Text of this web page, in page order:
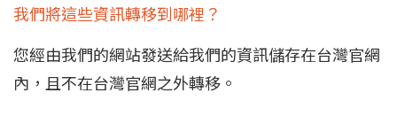
我們將這些資訊轉移到哪裡？
您經由我們的網站發送給我們的資訊儲存在台灣官網
內，且不在台灣官網之外轉移。